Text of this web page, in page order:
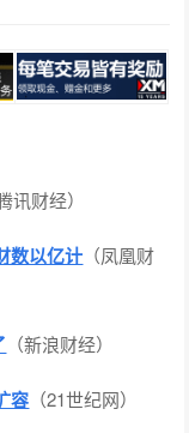
讯财经）
数以亿计 （凤凰财
（新浪财经）
容 （21世纪网）